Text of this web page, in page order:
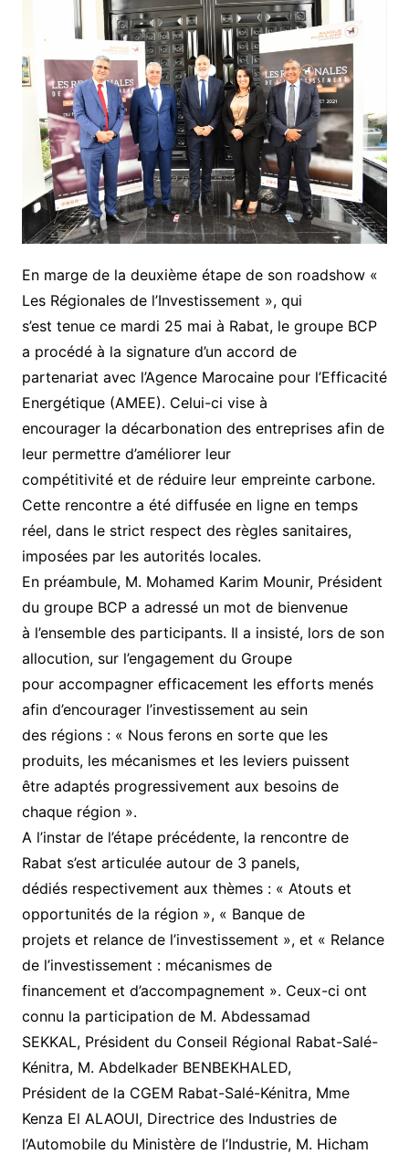
En marge de la deuxième étape de son roadshow «
Les Régionales de l’Investissement », qui
s’est tenue ce mardi 25 mai à Rabat, le groupe BCP
a procédé à la signature d’un accord de
partenariat avec l’Agence Marocaine pour l’Efficacité
Energétique (AMEE). Celui-ci vise à
encourager la décarbonation des entreprises afin de
leur permettre d’améliorer leur
compétitivité et de réduire leur empreinte carbone.
Cette rencontre a été diffusée en ligne en temps
réel, dans le strict respect des règles sanitaires,
imposées par les autorités locales.
En préambule, M. Mohamed Karim Mounir, Président
du groupe BCP a adressé un mot de bienvenue
à l’ensemble des participants. Il a insisté, lors de son
allocution, sur l’engagement du Groupe
pour accompagner efficacement les efforts menés
afin d’encourager l’investissement au sein
des régions : « Nous ferons en sorte que les
produits, les mécanismes et les leviers puissent
être adaptés progressivement aux besoins de
chaque région ».
A l’instar de l’étape précédente, la rencontre de
Rabat s’est articulée autour de 3 panels,
dédiés respectivement aux thèmes : « Atouts et
opportunités de la région », « Banque de
projets et relance de l’investissement », et « Relance
de l’investissement : mécanismes de
financement et d’accompagnement ». Ceux-ci ont
connu la participation de M. Abdessamad
SEKKAL, Président du Conseil Régional Rabat-Salé-
Kénitra, M. Abdelkader BENBEKHALED,
Président de la CGEM Rabat-Salé-Kénitra, Mme
Kenza El ALAOUI, Directrice des Industries de
l’Automobile du Ministère de l’Industrie, M. Hicham